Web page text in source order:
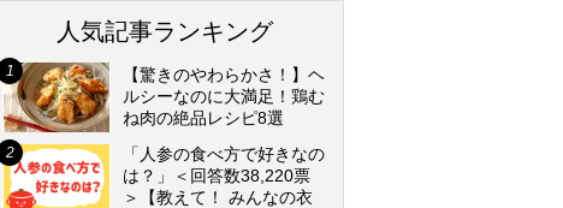
人気記事ランキング
【驚きのやわらかさ！】ヘ
ルシーなのに大満足！鶏む
ね肉の絶品レシピ8選
「人参の食べ方で好きなの
は？」＜回答数38,220票
＞【教えて！ みんなの衣